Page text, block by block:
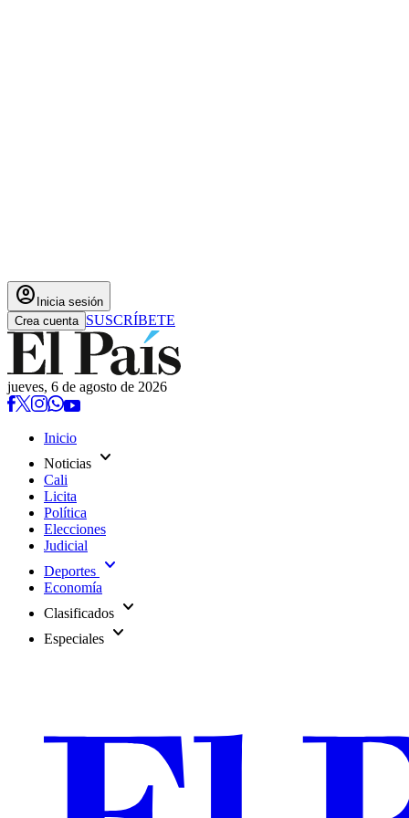
account_circle Inicia sesión
Crea cuenta SUSCRÍBETE
jueves, 6 de agosto de 2026
Inicio
Noticias expand_more
Cali
Licita
Política
Elecciones
Judicial
Deportes expand_more
Economía
Clasificados expand_more
Especiales expand_more